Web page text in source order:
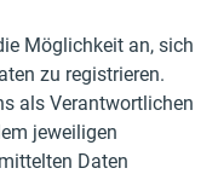
Möglichkeit an, sich
zu registrieren.
als Verantwortlichen
jeweiligen
Daten